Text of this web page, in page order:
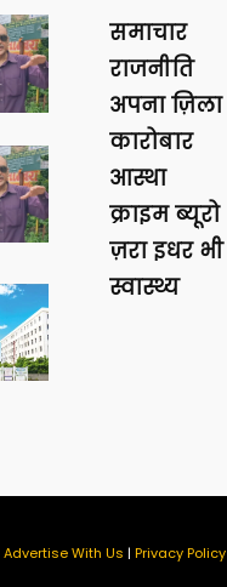
समाचार
राजनीति
अपना ज़िला
कारोबार
आस्था
क्राइम ब्यूरो
ज़रा इधर भी
स्वास्थ्य
Advertise With Us | Privacy Policy